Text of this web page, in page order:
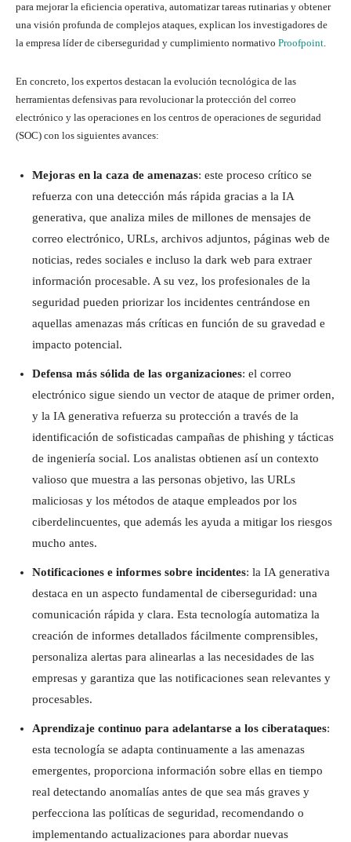
para mejorar la eficiencia operativa, automatizar tareas rutinarias y obtener
una visión profunda de complejos ataques, explican los investigadores de
la empresa líder de ciberseguridad y cumplimiento normativo Proofpoint.
En concreto, los expertos destacan la evolución tecnológica de las
herramientas defensivas para revolucionar la protección del correo
electrónico y las operaciones en los centros de operaciones de seguridad
(SOC) con los siguientes avances:
Mejoras en la caza de amenazas: este proceso crítico se
refuerza con una detección más rápida gracias a la IA
generativa, que analiza miles de millones de mensajes de
correo electrónico, URLs, archivos adjuntos, páginas web de
noticias, redes sociales e incluso la dark web para extraer
información procesable. A su vez, los profesionales de la
seguridad pueden priorizar los incidentes centrándose en
aquellas amenazas más críticas en función de su gravedad e
impacto potencial.
Defensa más sólida de las organizaciones: el correo
electrónico sigue siendo un vector de ataque de primer orden,
y la IA generativa refuerza su protección a través de la
identificación de sofisticadas campañas de phishing y tácticas
de ingeniería social. Los analistas obtienen así un contexto
valioso que muestra a las personas objetivo, las URLs
maliciosas y los métodos de ataque empleados por los
ciberdelincuentes, que además les ayuda a mitigar los riesgos
mucho antes.
Notificaciones e informes sobre incidentes: la IA generativa
destaca en un aspecto fundamental de ciberseguridad: una
comunicación rápida y clara. Esta tecnología automatiza la
creación de informes detallados fácilmente comprensibles,
personaliza alertas para alinearlas a las necesidades de las
empresas y garantiza que las notificaciones sean relevantes y
procesables.
Aprendizaje continuo para adelantarse a los ciberataques:
esta tecnología se adapta continuamente a las amenazas
emergentes, proporciona información sobre ellas en tiempo
real detectando anomalías antes de que sea más graves y
perfecciona las políticas de seguridad, recomendando o
implementando actualizaciones para abordar nuevas